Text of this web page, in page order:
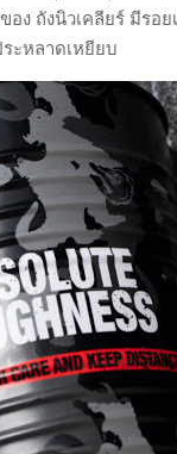
ง ถังนิวเคลียร์ มีรอ
ะหลาดเหยียบ